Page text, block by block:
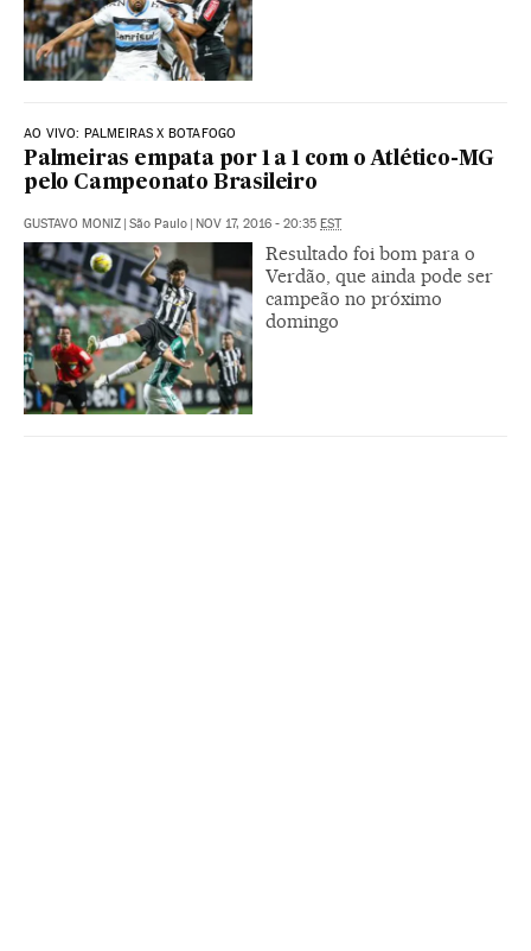
AO VIVO: PALMEIRAS X BOTAFOGO
Palmeiras empata por 1 a 1 com o Atlético-MG
pelo Campeonato Brasileiro
GUSTAVO MONIZ | São Paulo | NOV 17, 2016 - 20:35 EST
Resultado foi bom para o
Verdão, que ainda pode ser
campeão no próximo
domingo